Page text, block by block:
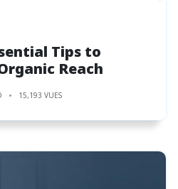
Tips to
Reach
15,193 VUES